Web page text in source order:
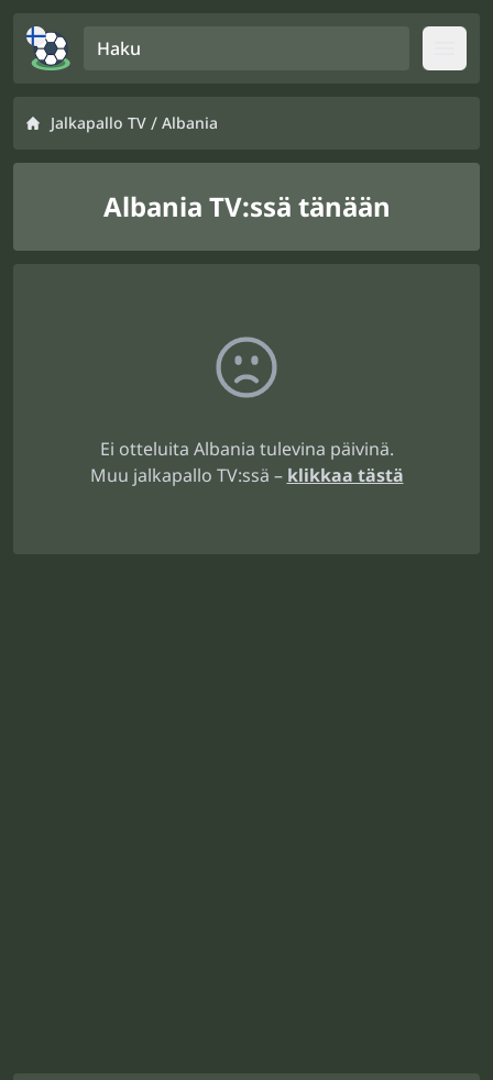
Jalkapallo TV / Albania
Albania TV:ssä tänään
Ei otteluita Albania tulevina päivinä.
Muu jalkapallo TV:ssä – klikkaa tästä